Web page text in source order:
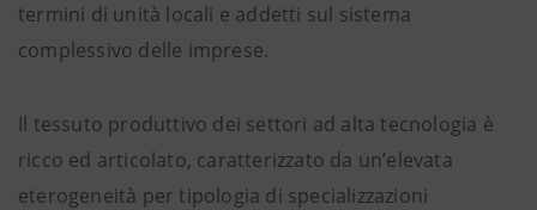
termini di unità locali e addetti sul sistema
complessivo delle imprese.
Il tessuto produttivo dei settori ad alta tecnologia è
ricco ed articolato, caratterizzato da un’elevata
eterogeneità per tipologia di specializzazioni